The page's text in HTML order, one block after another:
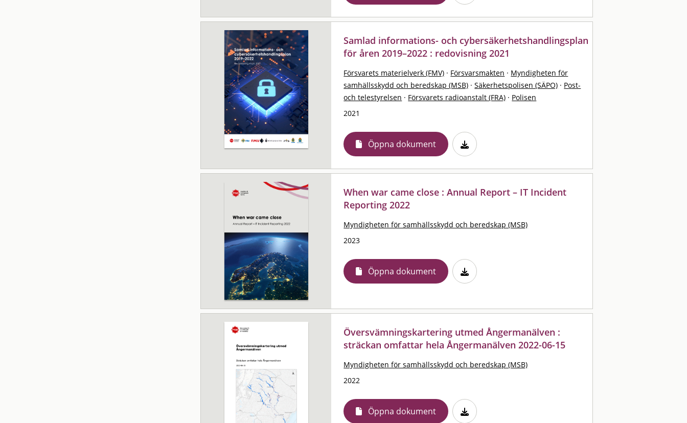
Samlad informations- och cybersäkerhetshandlingsplan
för åren 2019–2022 : redovisning 2021
Försvarets materielverk (FMV) · Försvarsmakten · Myndigheten för
samhällsskydd och beredskap (MSB) · Säkerhetspolisen (SÄPO) · Post-
och telestyrelsen · Försvarets radioanstalt (FRA) · Polisen
2021
Öppna dokument
When war came close : Annual Report – IT Incident
Reporting 2022
Myndigheten för samhällsskydd och beredskap (MSB)
2023
Öppna dokument
Översvämningskartering utmed Ångermanälven :
sträckan omfattar hela Ångermanälven 2022-06-15
Myndigheten för samhällsskydd och beredskap (MSB)
2022
Öppna dokument